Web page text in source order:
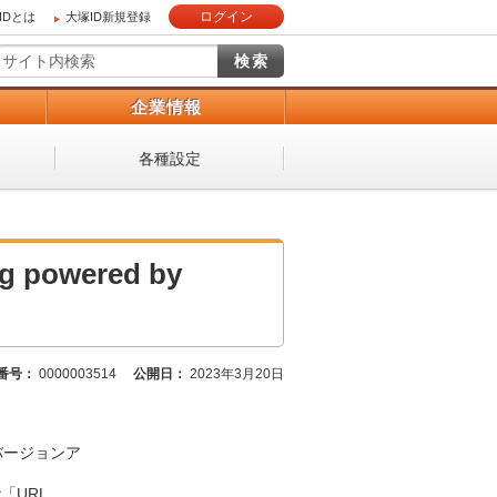
とは 大塚ID新規登録 ログイン
企業情報
各種設定
powered by
号： 0000003514 公開日： 2023年3月20日
ジョンア